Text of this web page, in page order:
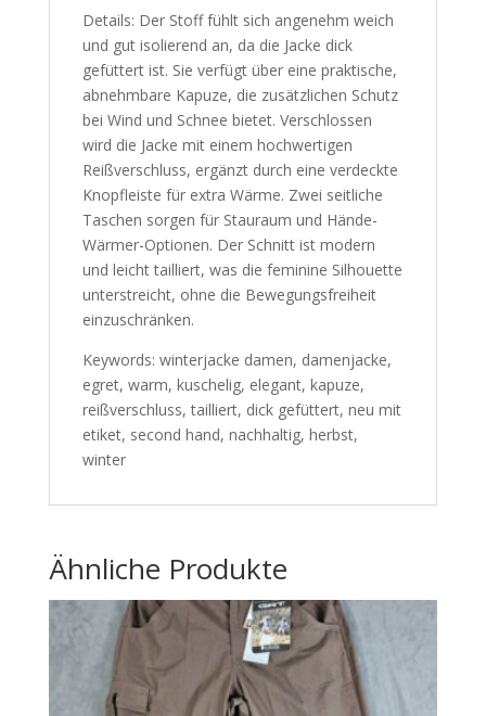
Details: Der Stoff fühlt sich angenehm weich
und gut isolierend an, da die Jacke dick
gefüttert ist. Sie verfügt über eine praktische,
abnehmbare Kapuze, die zusätzlichen Schutz
bei Wind und Schnee bietet. Verschlossen
wird die Jacke mit einem hochwertigen
Reißverschluss, ergänzt durch eine verdeckte
Knopfleiste für extra Wärme. Zwei seitliche
Taschen sorgen für Stauraum und Hände-
Wärmer-Optionen. Der Schnitt ist modern
und leicht tailliert, was die feminine Silhouette
unterstreicht, ohne die Bewegungsfreiheit
einzuschränken.
Keywords: winterjacke damen, damenjacke,
egret, warm, kuschelig, elegant, kapuze,
reißverschluss, tailliert, dick gefüttert, neu mit
etiket, second hand, nachhaltig, herbst,
winter
Ähnliche Produkte